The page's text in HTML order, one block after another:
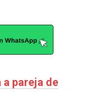
pareja de